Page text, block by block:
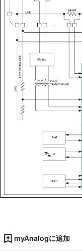
myAnalogに追加